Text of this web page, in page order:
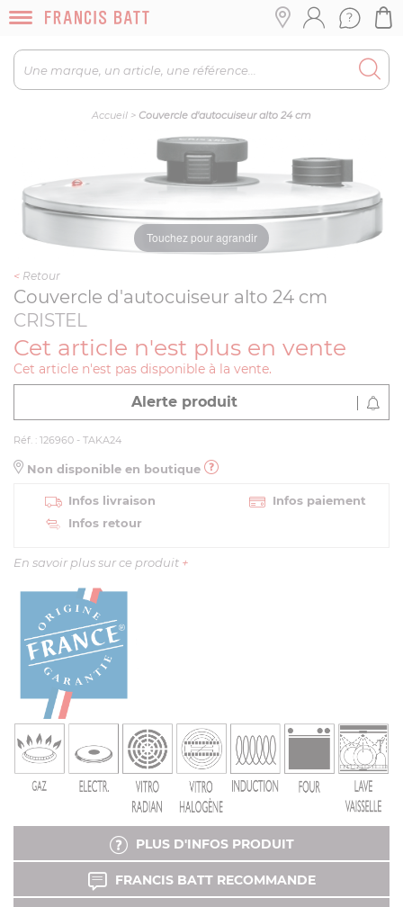
Accueil > Couvercle d'autocuiseur alto 24 cm
Touchez pour agrandir
< Retour
Couvercle d'autocuiseur alto 24 cm
CRISTEL
Cet article n'est plus en vente
Cet article n'est pas disponible à la vente.
Alerte produit
Réf. : 126960 - TAKA24
Non disponible en boutique
Infos livraison
Infos paiement
Infos retour
En savoir plus sur ce produit +
PLUS D'INFOS PRODUIT
FRANCIS BATT RECOMMANDE